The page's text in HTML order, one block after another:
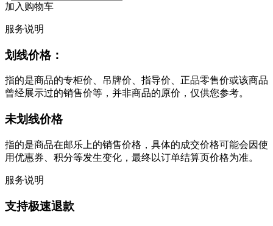
加入购物车
服务说明
划线价格：
指的是商品的专柜价、吊牌价、指导价、正品零售价或该商品
曾经展示过的销售价等，并非商品的原价，仅供您参考。
未划线价格
指的是商品在邮乐上的销售价格，具体的成交价格可能会因使
用优惠券、积分等发生变化，最终以订单结算页价格为准。
服务说明
支持极速退款